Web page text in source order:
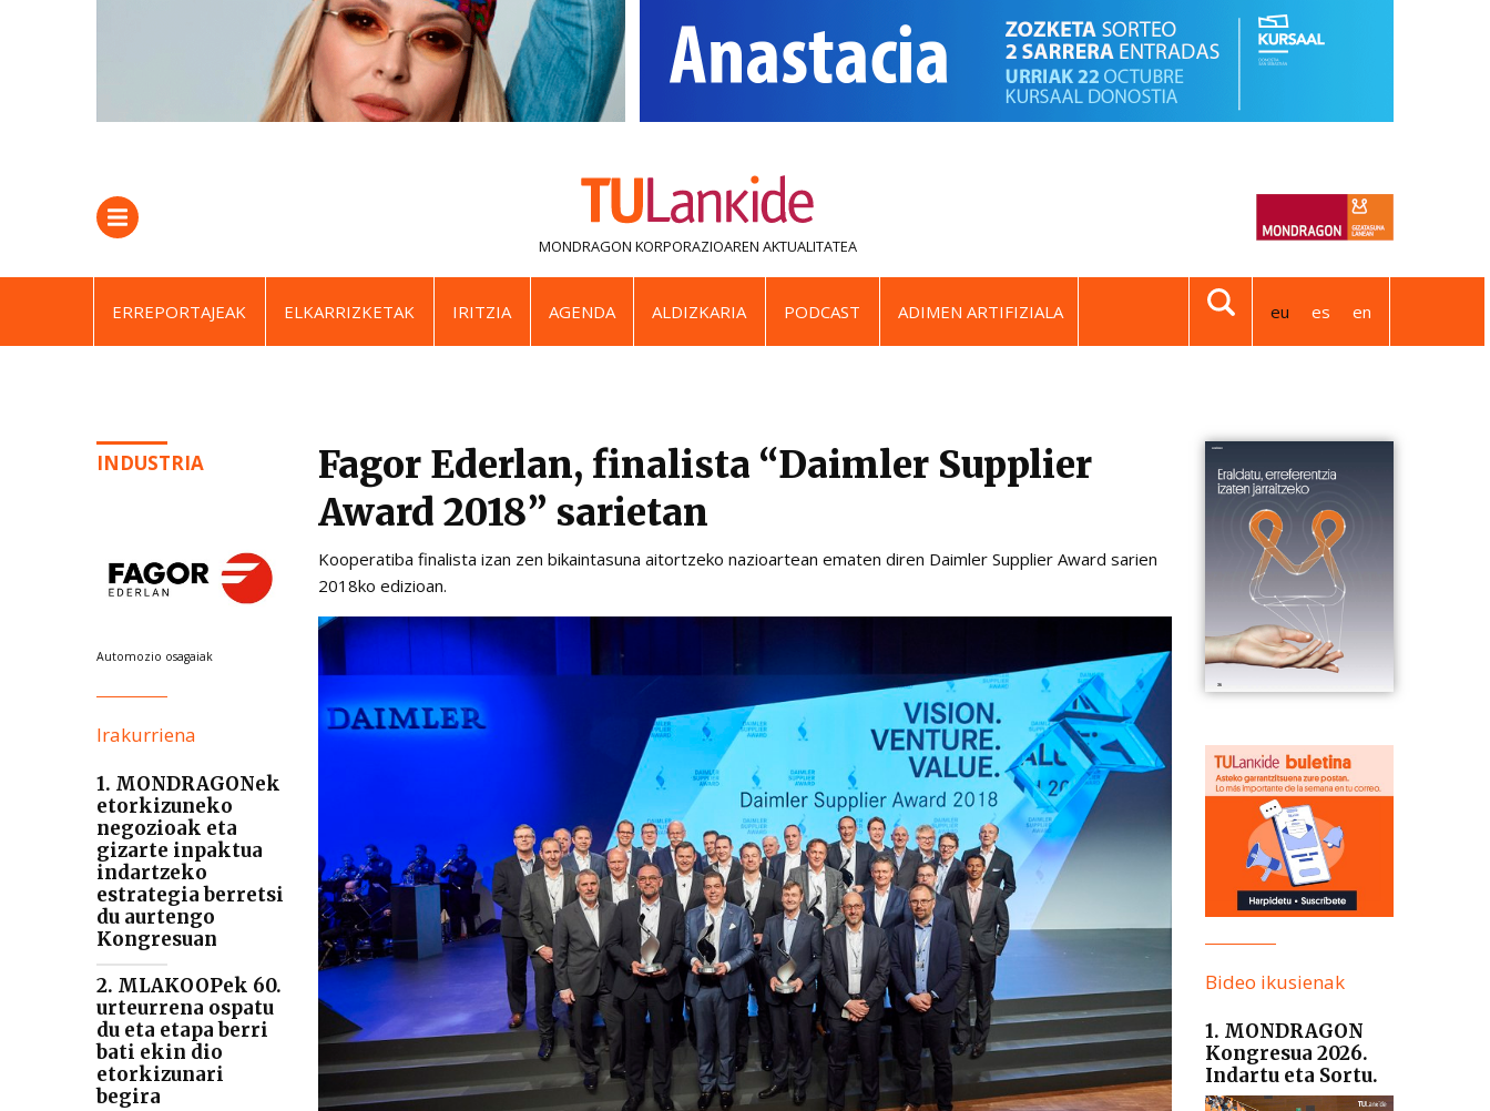
MONDRAGON KORPORAZIOAREN AKTUALITATEA
ERREPORTAJEAK ELKARRIZKETAK IRITZIA AGENDA ALDIZKARIA PODCAST ADIMEN ARTIFIZIALA eu es en
INDUSTRIA
Automozio osagaiak
Irakurriena
1. MONDRAGONek
etorkizuneko
negozioak eta
gizarte inpaktua
indartzeko
estrategia berretsi
du aurtengo
Kongresuan
2. MLAKOOPek 60.
urteurrena ospatu
du eta etapa berri
bati ekin dio
etorkizunari
begira
Fagor Ederlan, finalista “Daimler Supplier
Award 2018” sarietan
Kooperatiba finalista izan zen bikaintasuna aitortzeko nazioartean ematen diren Daimler Supplier Award sarien
2018ko edizioan.
Bideo ikusienak
1. MONDRAGON
Kongresua 2026.
Indartu eta Sortu.